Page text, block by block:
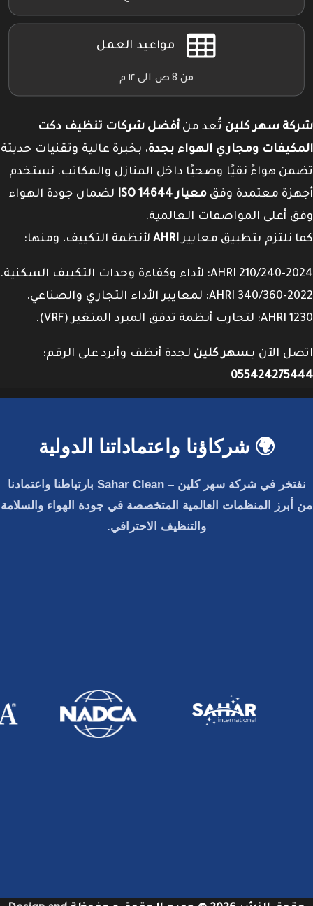
مواعيد العمل
من 8 ص الى ١٢ م
شركة سهر كلين تُعد من أفضل شركات تنظيف دكت
المكيفات ومجاري الهواء بجدة، بخبرة عالية وتقنيات حديثة
تضمن هواءً نقيًا وصحيًا داخل المنازل والمكاتب. نستخدم
أجهزة معتمدة وفق معيار ISO 14644
لضمان جودة الهواء
وفق أعلى المواصفات العالمية.
كما نلتزم بتطبيق معاييرAHRI لأنظمة التكييف، ومنها:
AHRI 210/240-2024: لأداء وكفاءة وحدات التكييف السكنية.
AHRI 340/360-2022: لمعايير الأداء التجاري والصناعي.
AHRI 1230: لتجارب أنظمة تدفق المبرد المتغير (VRF).
اتصل الآن بـسهر كلين لجدة أنظف وأبرد على الرقم:
055424275444
🌍 شركاؤنا واعتماداتنا الدولية
نفتخر فيشركة سهر كلين – Sahar Clean
بارتباطنا واعتمادنا
من أبرز المنظمات العالمية المتخصصة في جودة الهواء والسلامة
والتنظيف الاحترافي.